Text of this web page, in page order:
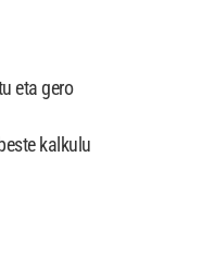
eta gero
kalkulu